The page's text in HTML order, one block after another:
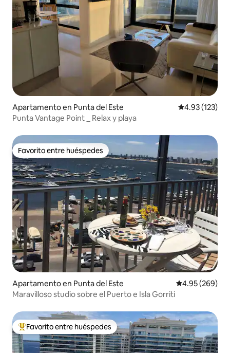
Apartamento en Punta del Este Calificación
4.93 (123)
Punta Vantage Point _ Relax y playa
Favorito entre huéspedes
Favorito entre huéspedes
Apartamento en Punta del Este Calificación
4.95 (269)
Maravilloso studio sobre el Puerto e Isla Gorriti
Favorito entre huéspedes preferido
Favorito entre huéspedes